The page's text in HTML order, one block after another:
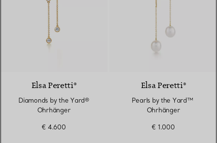
Elsa Peretti®
Diamonds by the Yard®
Ohrhänger
€ 4.600
Elsa Peretti®
Pearls by the Yard™ ​​
Ohrhänger
€ 1.000